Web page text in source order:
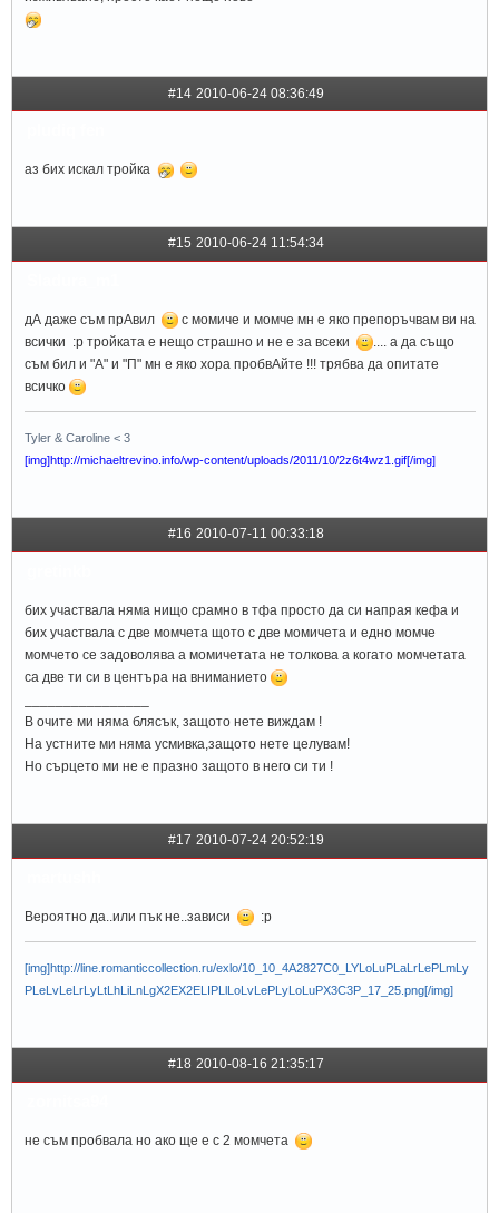
#14 2010-06-24 08:36:49
аз бих искал тройка
#15 2010-06-24 11:54:34
дА даже съм прАвил
с момиче и момче мн е яко препоръчвам ви на
всички :p тройката е нещо страшно и не е за всеки
.... а да също
съм бил и "А" и "П" мн е яко хора пробвАйте !!! трябва да опитате
всичко
Tyler & Caroline < 3
[img]http://michaeltrevino.info/wp-content/uploads/2011/10/2z6t4wz1.gif[/img]
#16 2010-07-11 00:33:18
бих участвала няма нищо срамно в тфа просто да си напрая кефа и
бих участвала с две момчета щото с две момичета и едно момче
момчето се задоволява а момичетата не толкова а когато момчетата
са две ти си в центъра на вниманието
В очите ми няма блясък, защото нете виждам !
На устните ми няма усмивка,защото нете целувам!
Но сърцето ми не е празно защото в него си ти !
#17 2010-07-24 20:52:19
Вероятно да..или пък не..зависи :p
[img]http://line.romanticcollection.ru/exlo/10_10_4A2827C0_LYLoLuPLaLrLePLmLy
PLeLvLeLrLyLtLhLiLnLgX2EX2ELIPLlLoLvLePLyLoLuPX3C3P_17_25.png[/img]
#18 2010-08-16 21:35:17
не съм пробвала но ако ще е с 2 момчета